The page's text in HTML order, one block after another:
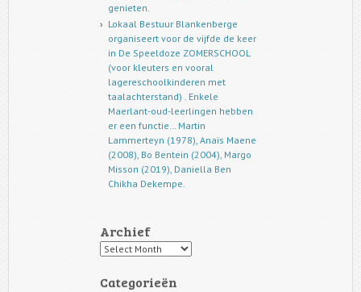
genieten.
Lokaal Bestuur Blankenberge
organiseert voor de vijfde de keer
in De Speeldoze ZOMERSCHOOL
(voor kleuters en vooral
lagereschoolkinderen met
taalachterstand) . Enkele
Maerlant-oud-leerlingen hebben
er een functie… Martin
Lammerteyn (1978), Anaïs Maene
(2008), Bo Bentein (2004), Margo
Misson (2019), Daniella Ben
Chikha Dekempe.
Archief
Archief
Categorieën